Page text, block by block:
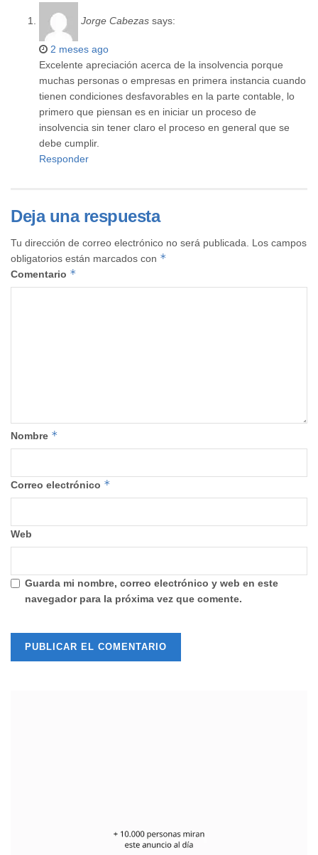
Jorge Cabezas says:
2 meses ago
Excelente apreciación acerca de la insolvencia porque
muchas personas o empresas en primera instancia cuando
tienen condiciones desfavorables en la parte contable, lo
primero que piensan es en iniciar un proceso de
insolvencia sin tener claro el proceso en general que se
debe cumplir.
Responder
Deja una respuesta
Tu dirección de correo electrónico no será publicada.
Los campos
obligatorios están marcados con *
Comentario *
Nombre *
Correo electrónico *
Web
Guarda mi nombre, correo electrónico y web en este
navegador para la próxima vez que comente.